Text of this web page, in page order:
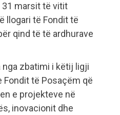
31 marsit të vitit
llogari të Fondit të
qind të të ardhurave
nga zbatimi i këtij ligji
të Posaçëm që
e projekteve në
inovacionit dhe